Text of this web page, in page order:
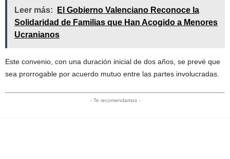
Leer más:
El Gobierno Valenciano Reconoce la
Solidaridad de Familias que Han Acogido a Menores
Ucranianos
Este convenio, con una duración inicial de dos años, se prevé que
sea prorrogable por acuerdo mutuo entre las partes involucradas.
- Te recomendamos -